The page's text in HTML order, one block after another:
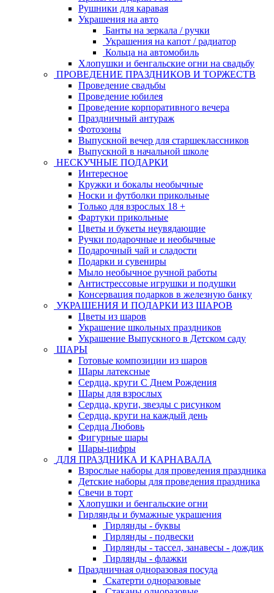
Рушники для каравая
Украшения на авто
Банты на зеркала / ручки
Украшения на капот / радиатор
Кольца на автомобиль
Хлопушки и бенгальские огни на свадьбу
ПРОВЕДЕНИЕ ПРАЗДНИКОВ И ТОРЖЕСТВ
Проведение свадьбы
Проведение юбилея
Проведение корпоративного вечера
Праздничный антураж
Фотозоны
Выпускной вечер для старшеклассников
Выпускной в начальной школе
НЕСКУЧНЫЕ ПОДАРКИ
Интересное
Кружки и бокалы необычные
Носки и футболки прикольные
Только для взрослых 18 +
Фартуки прикольные
Цветы и букеты неувядающие
Ручки подарочные и необычные
Подарочный чай и сладости
Подарки и сувениры
Мыло необычное ручной работы
Антистрессовые игрушки и подушки
Консервация подарков в железную банку
УКРАШЕНИЯ И ПОДАРКИ ИЗ ШАРОВ
Цветы из шаров
Украшение школьных праздников
Украшение Выпускного в Детском саду
ШАРЫ
Готовые композиции из шаров
Шары латексные
Сердца, круги С Днем Рождения
Шары для взрослых
Сердца, круги, звезды с рисунком
Сердца, круги на каждый день
Сердца Любовь
Фигурные шары
Шары-цифры
ДЛЯ ПРАЗДНИКА И КАРНАВАЛА
Взрослые наборы для проведения праздника
Детские наборы для проведения праздника
Свечи в торт
Хлопушки и бенгальские огни
Гирлянды и бумажные украшения
Гирлянды - буквы
Гирлянды - подвески
Гирлянды - тассел, занавесы - дождик
Гирлянды - флажки
Праздничная одноразовая посуда
Скатерти одноразовые